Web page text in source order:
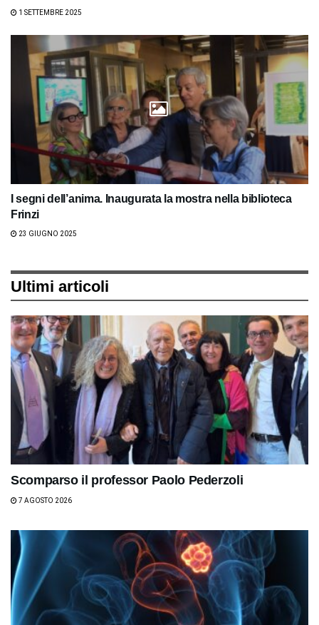
1 SETTEMBRE 2025
I segni dell’anima. Inaugurata la mostra nella biblioteca
Frinzi
23 GIUGNO 2025
Ultimi articoli
Scomparso il professor Paolo Pederzoli
7 AGOSTO 2026